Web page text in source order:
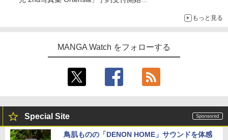
もっと見る
MANGA Watch をフォローする
Special Site
鳥肌ものの「DENON HOME」サウンドを体感